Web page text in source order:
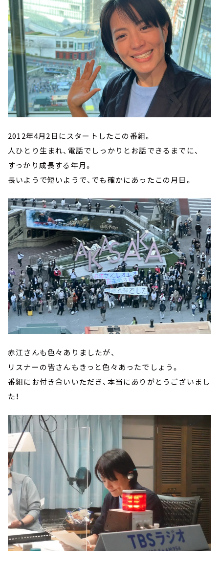
2012年4月2日にスタートしたこの番組。
人ひとり生まれ、電話でしっかりとお話できるまでに、
すっかり成長する年月。
長いようで短いようで、でも確かにあったこの月日。
赤江さんも色々ありましたが、
リスナーの皆さんもきっと色々あったでしょう。
番組にお付き合いいただき、本当にありがとうございまし
た！